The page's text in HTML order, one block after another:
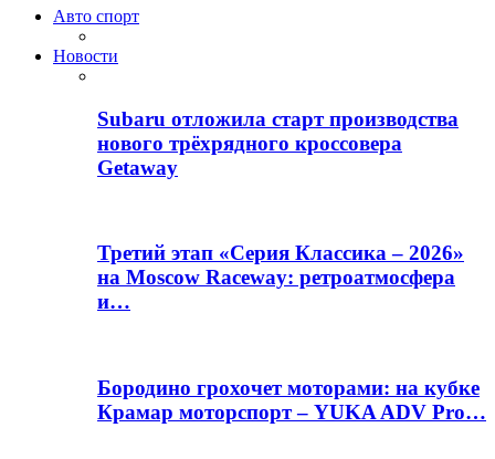
Авто спорт
Новости
Subaru отложила старт производства
нового трёхрядного кроссовера
Getaway
Третий этап «Серия Классика – 2026»
на Moscow Raceway: ретроатмосфера
и…
Бородино грохочет моторами: на кубке
Крамар моторспорт – YUKA ADV Pro…